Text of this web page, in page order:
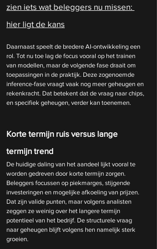
zien iets wat beleggers nu missen:
hier ligt de kans
Daarnaast speelt de bredere AI-ontwikkeling een
rol. Tot nu toe lag de focus vooral op het trainen
van modellen, maar de volgende fase draait om
toepassingen in de praktijk. Deze zogenoemde
inference-fase vraagt vaak nog meer geheugen en
rekenkracht. Dat betekent dat de vraag naar chips,
en specifiek geheugen, verder kan toenemen.
Korte termijn ruis versus lange
termijn trend
De huidige daling van het aandeel lijkt vooral te
worden gedreven door korte termijn zorgen.
Beleggers focussen op piekmarges, stijgende
investeringen en mogelijke afkoeling van prijzen.
Dat zijn valide punten, maar volgens analisten
zeggen ze weinig over het langere termijn
potentieel van het bedrijf. De structurele vraag
naar geheugen blijft volgens hen namelijk sterk
groeien.